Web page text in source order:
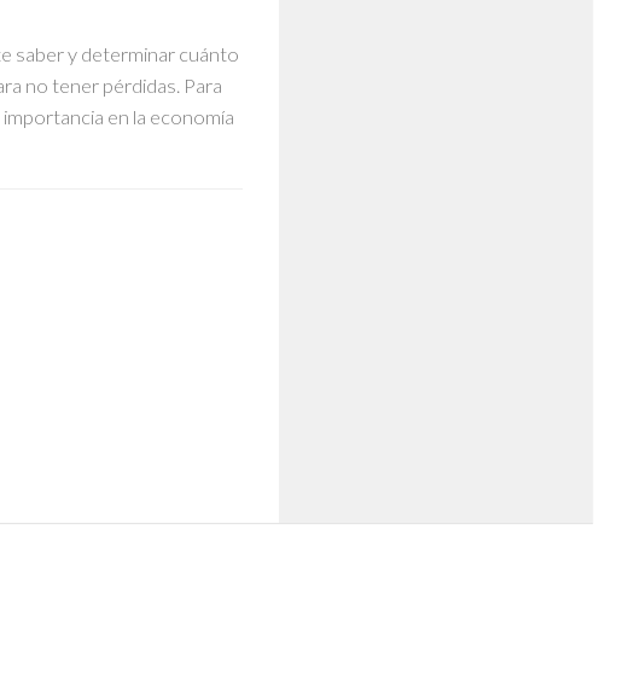
saber y determinar cuánto
no tener pérdidas. Para
en la economía